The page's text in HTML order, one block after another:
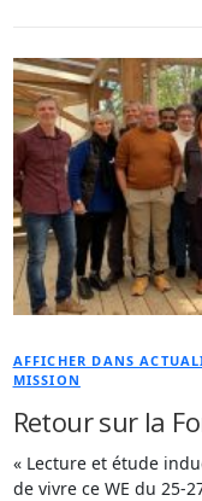
AFFICHER DANS
MISSION
Retour sur la
« Lecture et étude
de vivre ce WE du 25-